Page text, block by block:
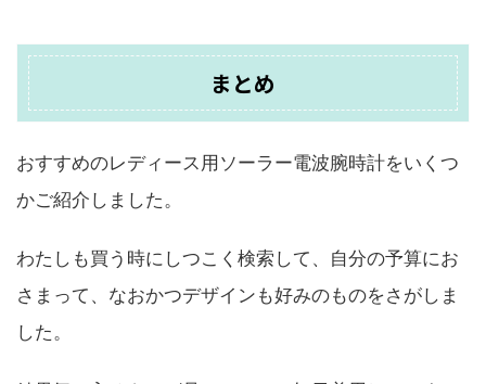
まとめ
おすすめのレディース用ソーラー電波腕時計をいくつ
かご紹介しました。
わたしも買う時にしつこく検索して、自分の予算にお
さまって、なおかつデザインも好みのものをさがしま
した。